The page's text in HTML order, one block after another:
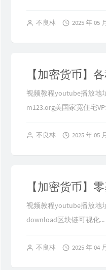
不良林 2025 年 05
视频教程youtube播放地
m123.org美国家宽住宅
不良林 2025 年 05
视频教程youtube播放地
download区块链可视化...
不良林 2025 年 04